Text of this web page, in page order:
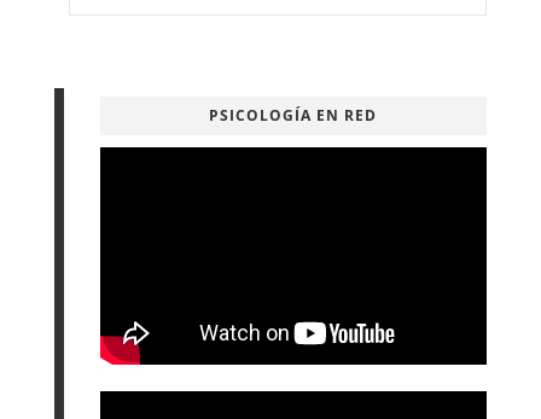
PSICOLOGÍA EN RED